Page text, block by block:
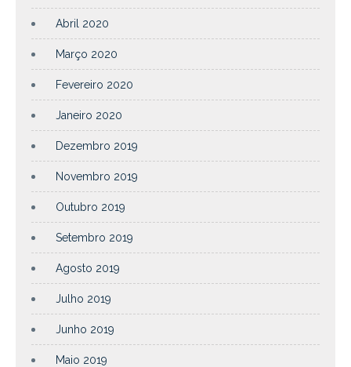
Abril 2020
Março 2020
Fevereiro 2020
Janeiro 2020
Dezembro 2019
Novembro 2019
Outubro 2019
Setembro 2019
Agosto 2019
Julho 2019
Junho 2019
Maio 2019